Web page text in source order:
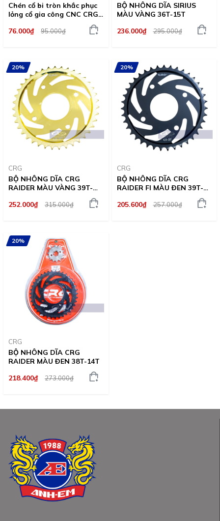
Chén cổ bi tròn khắc phục
lỏng cổ gia công CNC CRG
76.000₫
95.000₫
BỘ NHÔNG DĨA SIRIUS
MÀU VÀNG 36T-15T
236.000₫
295.000₫
20%
CRG
BỘ NHÔNG DĨA CRG
RAIDER MÀU VÀNG 39T-
252.000₫
315.000₫
20%
CRG
BỘ NHÔNG DĨA CRG
RAIDER FI MÀU ĐEN 39T-
205.600₫
257.000₫
20%
CRG
BỘ NHÔNG DĨA CRG
RAIDER MÀU ĐEN 38T-14T
218.400₫
273.000₫